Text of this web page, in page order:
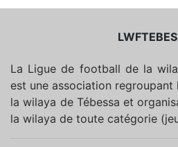
La Ligue de football de la
est une association
la wilaya de Tébessa et
la wilaya de toute catégorie